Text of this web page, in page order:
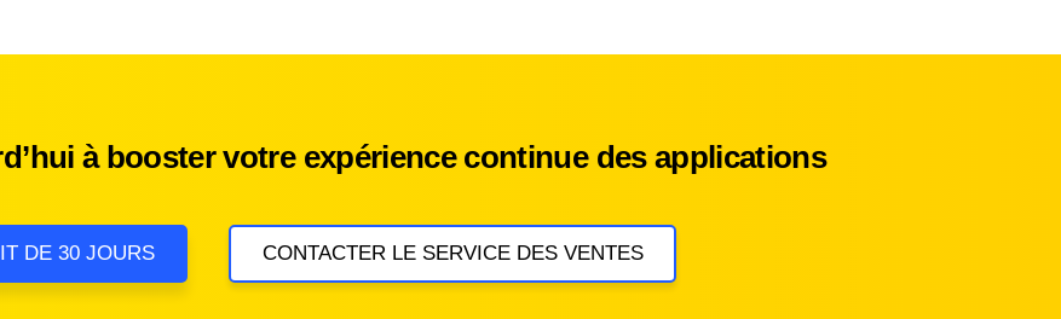
à booster votre expérience continue des applications
DE 30 JOURS CONTACTER LE SERVICE DES VENTES